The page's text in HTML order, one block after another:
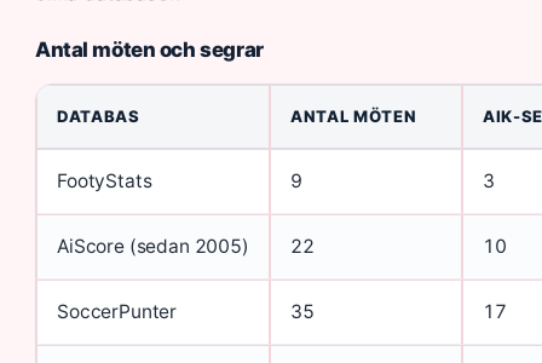
Antal möten och segrar
DATABAS ANTAL MÖTEN AIK-
FootyStats 9 3
AiScore (sedan 2005) 22 10
SoccerPunter 35 17